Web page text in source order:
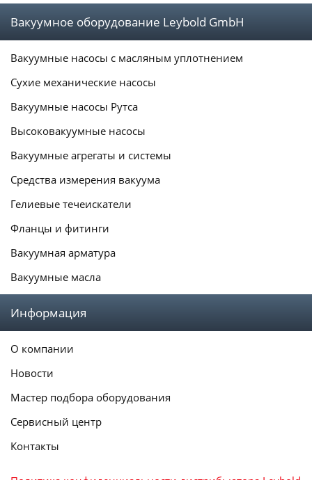
Вакуумное оборудование Leybold GmbH
Вакуумные насосы с масляным уплотнением
Сухие механические насосы
Вакуумные насосы Рутса
Высоковакуумные насосы
Вакуумные агрегаты и системы
Средства измерения вакуума
Гелиевые течеискатели
Фланцы и фитинги
Вакуумная арматура
Вакуумные масла
Информация
О компании
Новости
Мастер подбора оборудования
Сервисный центр
Контакты